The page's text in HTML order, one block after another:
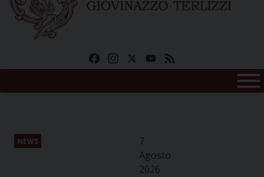
FacebookInstagramYouTube
NEWS
7
Agosto
2026